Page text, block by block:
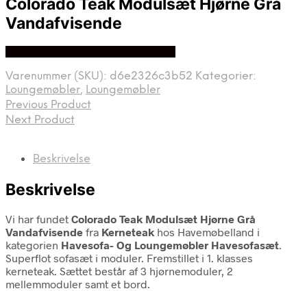
Colorado Teak Modulsæt Hjørne Grå
Vandafvisende
Varenummer (SKU): d6e2326c3b52 Kategorier:
Loungemøbler, Loungemøbler
Previous Product
Next Product
Beskrivelse
Beskrivelse
Vi har fundet Colorado Teak Modulsæt Hjørne Grå
Vandafvisende fra Kerneteak hos Havemøbelland i
kategorien Havesofa- Og Loungemøbler Havesofasæt.
Superflot sofasæt i moduler. Fremstillet i 1. klasses
kerneteak. Sættet består af 3 hjørnemoduler, 2
mellemmoduler samt et bord.